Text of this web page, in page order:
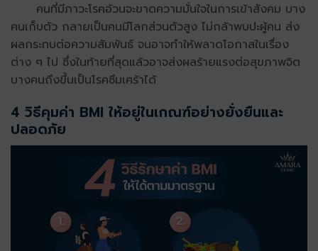
คนที่มีภาวะโรคอ้วนจะขาดความมั่นใจในการเข้าสังคม บาง
คนเก็บตัว กลายเป็นคนมีโลกส่วนตัวสูง ไม่กล้าพบปะผู้คน ส่ง
ผลกระทบต่อความสัมพันธ์ จนอาจทำให้พลาดโอกาสในเรื่อง
ต่าง ๆ ไป ซึ่งในท้ายที่สุดแล้วอาจส่งผลร้ายแรงต่อสุขภาพจิต
บางคนถึงขึ้นเป็นโรคซึมเศร้าได้
4 วิธีคุมค่า BMI ให้อยู่ในเกณฑ์อย่างยั่งยืนและ
ปลอดภัย